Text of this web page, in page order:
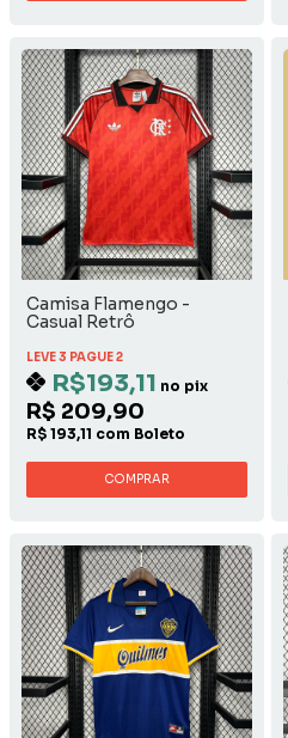
Camisa Flamengo -
Casual Retrô
LEVE 3 PAGUE 2
R$193,11 no pix
R$ 209,90
R$ 193,11 com Boleto
COMPRAR